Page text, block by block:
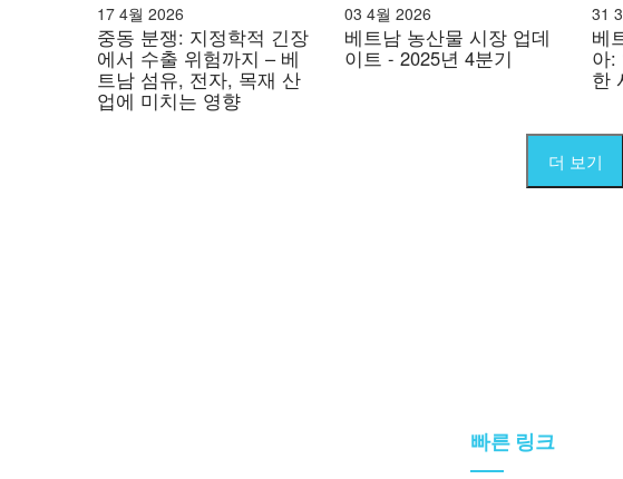
17 4월 2026
중동 분쟁: 지정학적 긴장
에서 수출 위험까지 – 베
트남 섬유, 전자, 목재 산
업에 미치는 영향
03 4월 2026
베트남 농산물 시장 업데
이트 - 2025년 4분기
31
베
아:
한
더 보기
빠른 링크